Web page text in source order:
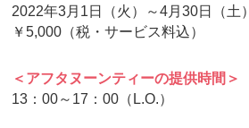
2022年3月1日（火）～4月30日（土）
￥5,000（税・サービス料込）
＜アフタヌーンティーの提供時間＞
13：00～17：00（L.O.）